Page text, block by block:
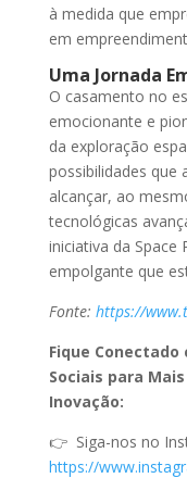
à medida que
em
Uma Jornada
O casamento no
emocionante e
da exploração
possibilidades que
alcançar, ao
tecnológicas
iniciativa da Space
empolgante que
Fonte: https://
Fique Conectado
Sociais para
Inovação:
👉 Siga-nos no
https://